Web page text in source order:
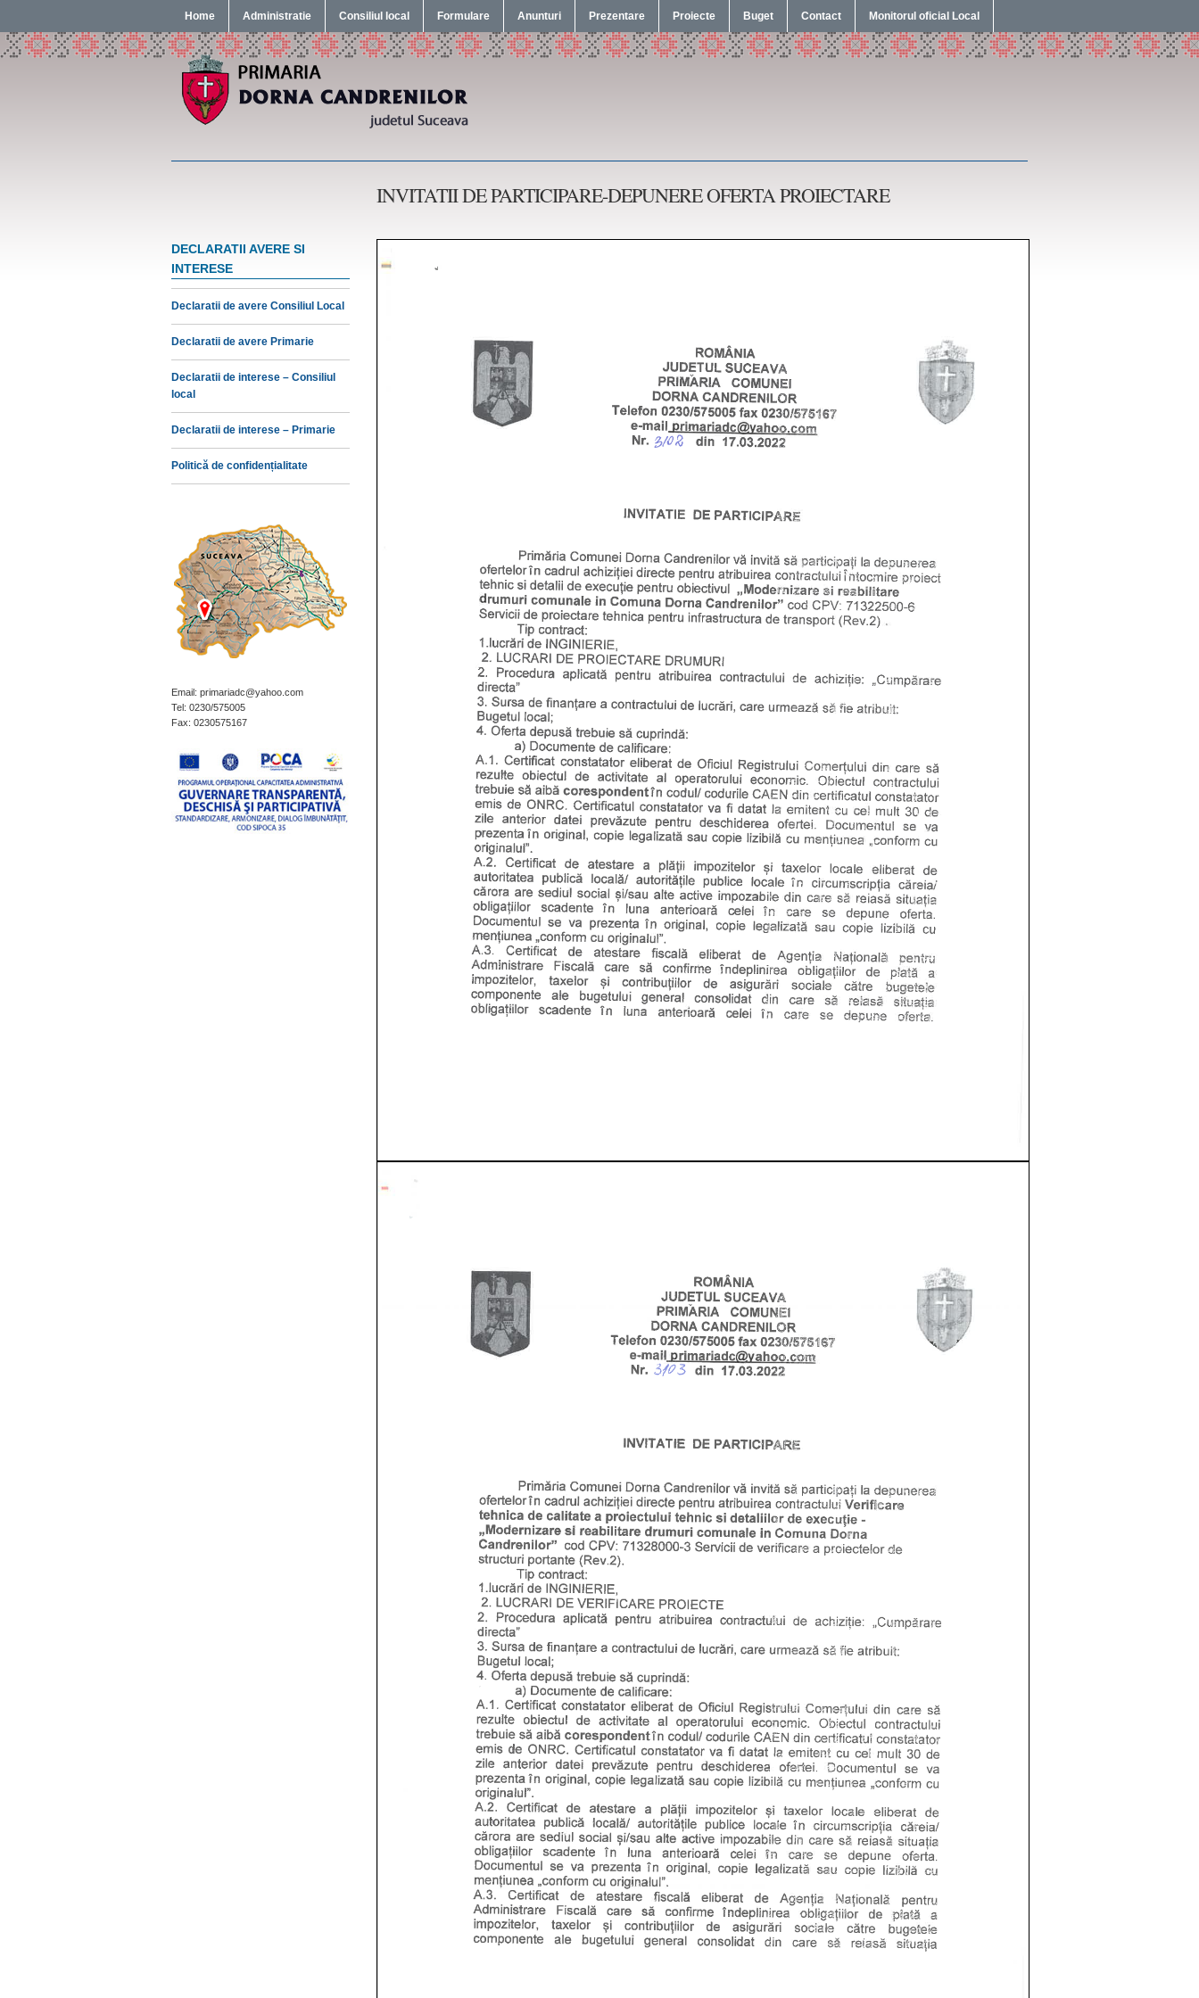
Home Administratie Consiliul local Formulare Anunturi Prezentare Proiecte Buget Contact Monitorul oficial Local
INVITATII DE PARTICIPARE-DEPUNERE OFERTA PROIECTARE
DECLARATII AVERE SI
INTERESE
Declaratii de avere Consiliul Local
Declaratii de avere Primarie
Declaratii de interese – Consiliul
local
Declaratii de interese – Primarie
Politică de confidențialitate
Email: primariadc@yahoo.com
Tel: 0230/575005
Fax: 0230575167